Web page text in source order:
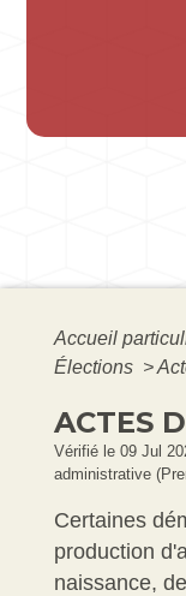
Accueil
Élections >
ACTES
Vérifié le 09 Jul
administrative
Certaines
production
naissance,